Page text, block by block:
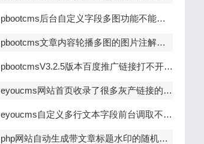
pbootcms后台自定义字段多图功能不能拖拽调换图片顺序的修改方法
pbootcms文章内容轮播多图的图片注解改为多行
pbootcmsV3.2.5版本百度推广链接打不开显示404错误页面
eyoucms网站首页收录了很多灰产链接的临时解决办法
eyoucms自定义多行文本字段前台调取不能自动转义的问题解决办法
php网站自动生成带文章标题水印的随机缩略图